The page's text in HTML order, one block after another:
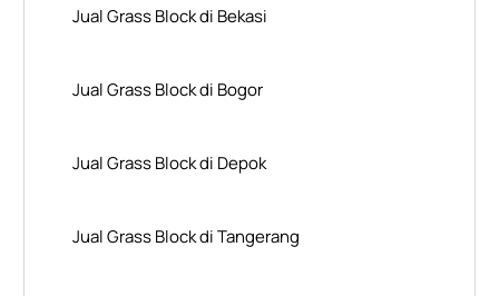
Jual Grass Block di Bekasi
Jual Grass Block di Bogor
Jual Grass Block di Depok
Jual Grass Block di Tangerang